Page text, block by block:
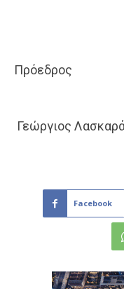
Πρόεδρος
Γεώργιος
Facebook